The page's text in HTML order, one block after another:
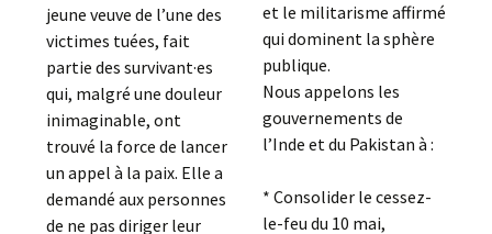
jeune veuve de l’une des
victimes tuées, fait
partie des survivant·es
qui, malgré une douleur
inimaginable, ont
trouvé la force de lancer
un appel à la paix. Elle a
demandé aux personnes
de ne pas diriger leur
et le militarisme affirmé
qui dominent la sphère
publique.
Nous appelons les
gouvernements de
l’Inde et du Pakistan à :
* Consolider le cessez-
le-feu du 10 mai,